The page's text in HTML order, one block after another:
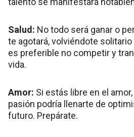
Salud: No todo será ganar o
te agotará, volviéndote
es preferible no competir y
vida.
Amor: Si estás libre en el
pasión podría llenarte de
futuro. Prepárate.